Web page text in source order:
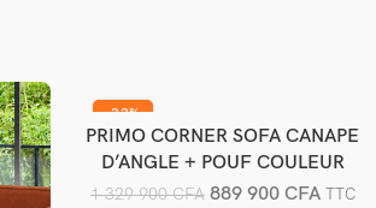
-33%
Ajouter au panier
PRIMO CORNER SOFA CANAPE
D’ANGLE + POUF COULEUR
TAUPE
1 329 900CFA 889 900 CFA TTC